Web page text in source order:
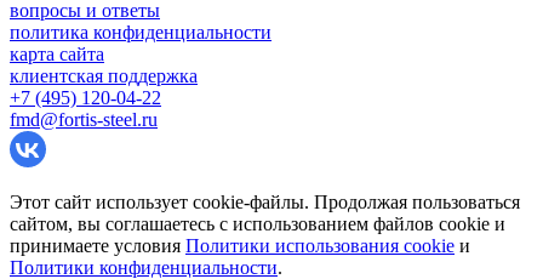
вопросы и ответы
политика конфиденциальности
карта сайта
клиентская поддержка
+7 (495) 120-04-22
fmd@fortis-steel.ru
Этот сайт использует cookie-файлы. Продолжая пользоваться
сайтом, вы соглашаетесь с использованием файлов cookie и
принимаете условия Политики использования cookie и
Политики конфиденциальности.